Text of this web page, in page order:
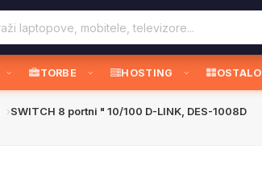
TORBE HOSTING OSTALO
SWITCH 8 portni " 10/100 D-LINK, DES-1008D